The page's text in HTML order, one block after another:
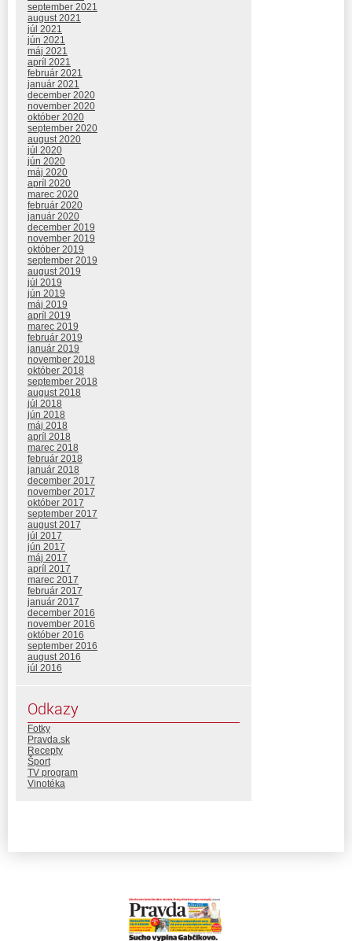
september 2021
august 2021
júl 2021
jún 2021
máj 2021
apríl 2021
február 2021
január 2021
december 2020
november 2020
október 2020
september 2020
august 2020
júl 2020
jún 2020
máj 2020
apríl 2020
marec 2020
február 2020
január 2020
december 2019
november 2019
október 2019
september 2019
august 2019
júl 2019
jún 2019
máj 2019
apríl 2019
marec 2019
február 2019
január 2019
november 2018
október 2018
september 2018
august 2018
júl 2018
jún 2018
máj 2018
apríl 2018
marec 2018
február 2018
január 2018
december 2017
november 2017
október 2017
september 2017
august 2017
júl 2017
jún 2017
máj 2017
apríl 2017
marec 2017
február 2017
január 2017
december 2016
november 2016
október 2016
september 2016
august 2016
júl 2016
Odkazy
Fotky
Pravda.sk
Recepty
Šport
TV program
Vinotéka